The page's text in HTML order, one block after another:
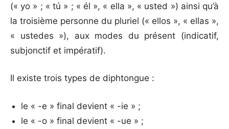
(« yo » ; « tú » ; « él », « ella », « usted ») ainsi qu’à
la troisième personne du pluriel (« ellos », « ellas »,
« ustedes »), aux modes du présent (indicatif,
subjonctif et impératif).
Il existe trois types de diphtongue :
le « -e » final devient « -ie » ;
le « -o » final devient « -ue » ;